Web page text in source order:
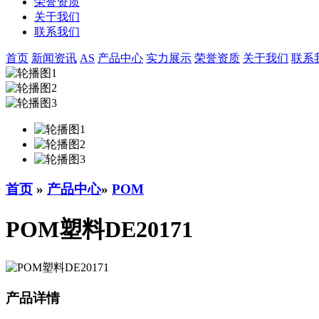
关于我们
联系我们
首页 新闻资讯 AS 产品中心 实力展示 荣誉资质 关于我们 联系
首页 » 产品中心» POM
POM塑料DE20171
产品详情